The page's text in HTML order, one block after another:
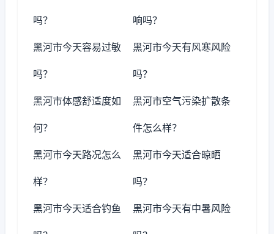
吗？ 响吗？
黑河市今天容易过敏
吗？
黑河市今天有风寒风险
吗？
黑河市体感舒适度如
何？
黑河市空气污染扩散条
件怎么样？
黑河市今天路况怎么
样？
黑河市今天适合晾晒
吗？
黑河市今天适合钓鱼 黑河市今天有中暑风险